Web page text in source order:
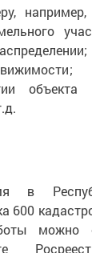
объекта
в
600
можно